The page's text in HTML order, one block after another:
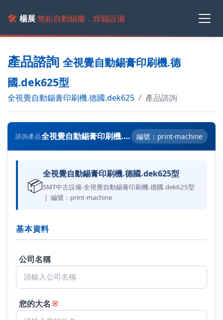
🛠️ 楊展無鉛自動錫爐．焊錫設備
產品諮詢 全視覺自動錫膏印刷機.德
國.dek625型
全視覺自動錫膏印刷機.德國.dek625 產品諮詢
諮詢產品 全視覺自動錫膏印刷機.德國.dek625型 編號：print-machine
📦
全視覺自動錫膏印刷機.德國.dek625型
SMT中古設備-全視覺自動錫膏印刷機.德國.dek625型
| 編號：print-machine
基本資料
公司名稱
您的大名 ※